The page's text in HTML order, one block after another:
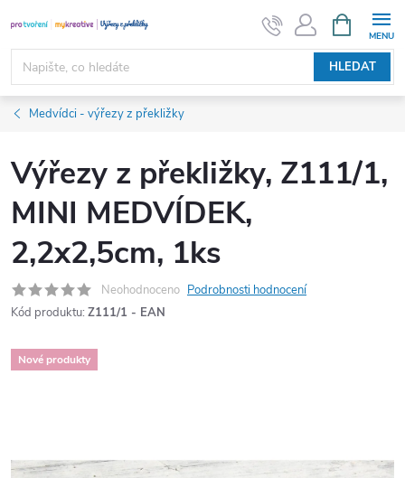
na
obsah
HLEDAT
NÁKUPNÍ
KOŠÍK
Medvídci - výřezy z překližky
Výřezy z překližky, Z111/1,
MINI MEDVÍDEK,
2,2x2,5cm, 1ks
Neohodnoceno Podrobnosti hodnocení
Kód produktu: Z111/1 - EAN
Nové produkty